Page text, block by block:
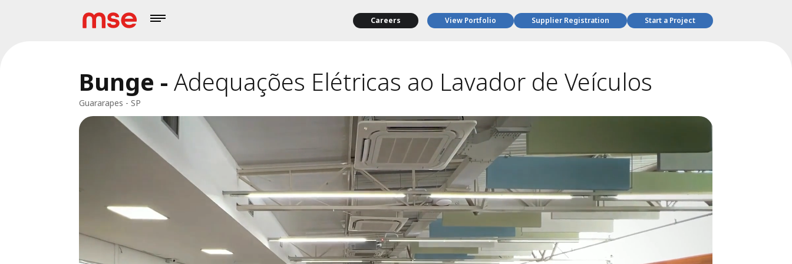
Careers View Portfolio Supplier Registration Start a Project
Bunge - Adequações Elétricas ao Lavador de Veículos
Guararapes - SP